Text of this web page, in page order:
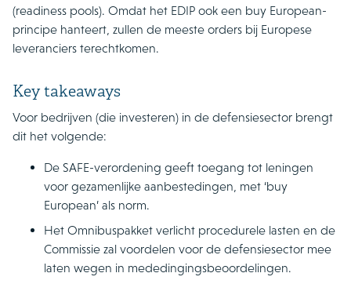
(readiness pools). Omdat het EDIP ook een buy European-
principe hanteert, zullen de meeste orders bij Europese
leveranciers terechtkomen.
Key takeaways
Voor bedrijven (die investeren) in de defensiesector brengt
dit het volgende:
De SAFE-verordening geeft toegang tot leningen
voor gezamenlijke aanbestedingen, met ‘buy
European’ als norm.
Het Omnibuspakket verlicht procedurele lasten en de
Commissie zal voordelen voor de defensiesector mee
laten wegen in mededingingsbeoordelingen.